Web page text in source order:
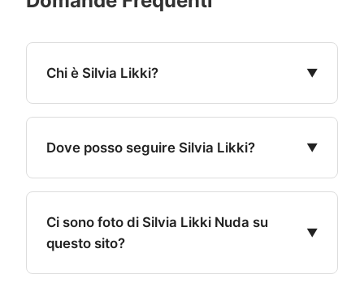
Chi è Silvia Likki?
Silvia Likki è una modella e influencer
condivide contenuti di moda, bellezza e
lifestyle con i suoi follower.
Dove posso seguire Silvia Likki?
Puoi seguire Silvia Likki su Instagram e
contenuti di moda e lifestyle.
Ci sono foto di Silvia Likki Nuda su
questo sito?